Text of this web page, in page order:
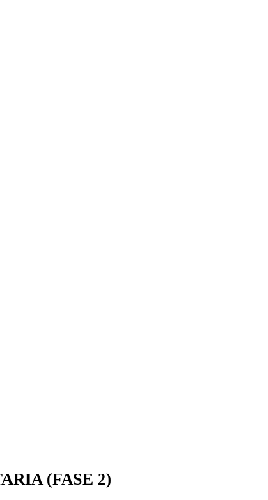
(FASE 2)